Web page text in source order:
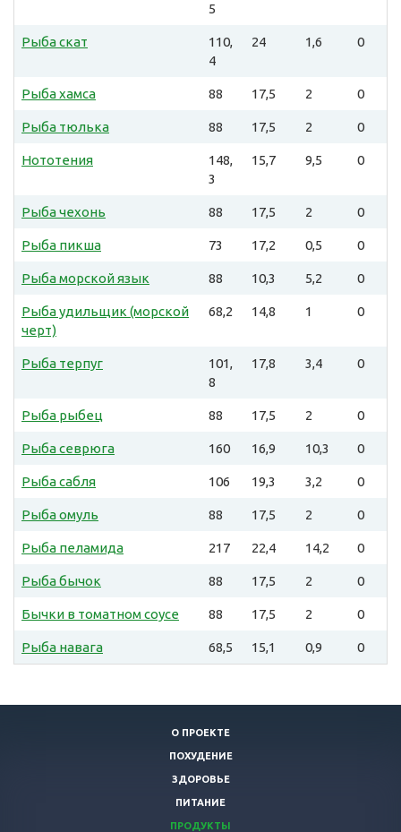
5
Рыба скат
110,
4
24 1,6 0
Рыба хамса 88 17,5 2 0
Рыба тюлька 88 17,5 2 0
Нототения
148,
3
15,7 9,5 0
Рыба чехонь 88 17,5 2 0
Рыба пикша 73 17,2 0,5 0
Рыба морской язык 88 10,3 5,2 0
Рыба удильщик (морской
черт)
68,2 14,8 1 0
Рыба терпуг
101,
8
17,8 3,4 0
Рыба рыбец 88 17,5 2 0
Рыба севрюга 160 16,9 10,3 0
Рыба сабля 106 19,3 3,2 0
Рыба омуль 88 17,5 2 0
Рыба пеламида 217 22,4 14,2 0
Рыба бычок 88 17,5 2 0
Бычки в томатном соусе 88 17,5 2 0
Рыба навага 68,5 15,1 0,9 0
О ПРОЕКТЕ
ПОХУДЕНИЕ
ЗДОРОВЬЕ
ПИТАНИЕ
ПРОДУКТЫ